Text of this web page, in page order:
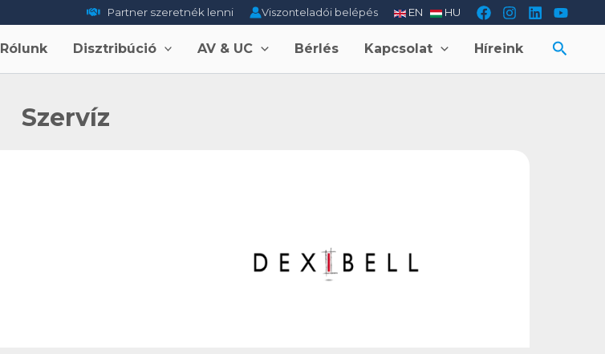
Partner szeretnék lenni Viszonteladói belépés EN HU
Rólunk Disztribúció AV & UC Bérlés Kapcsolat Híreink Search
Szervíz